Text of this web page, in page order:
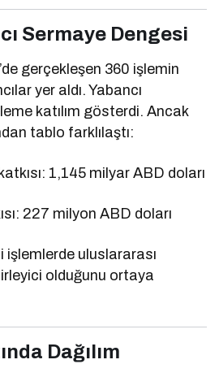
Sermaye Dengesi
gerçekleşen 360 işlemin
yer aldı. Yabancı
katılım gösterdi. Ancak
tablo farklılaştı:
1,145 milyar ABD doları
227 milyon ABD doları
işlemlerde uluslararası
olduğunu ortaya
Dağılım